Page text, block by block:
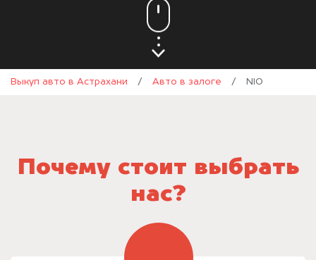
Выкуп авто в Астрахани / Авто в залоге / NIO
Почему стоит выбрать
нас?